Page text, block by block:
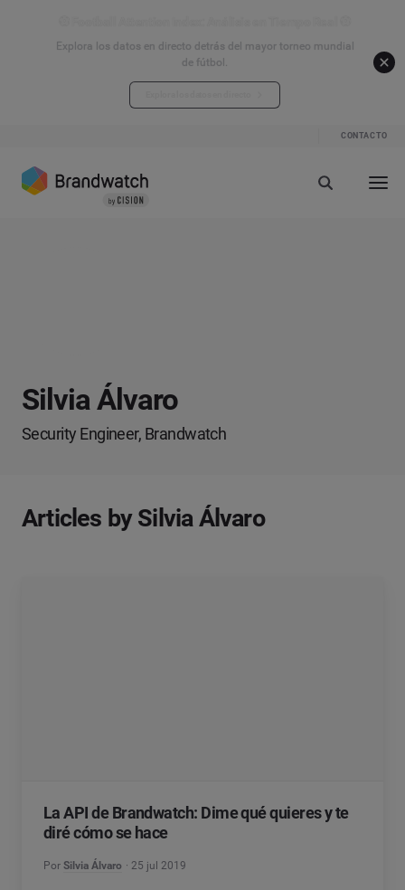
Explora los datos en directo detrás del mayor torneo mundial
de fútbol.
CONTACTO
Silvia Álvaro
Security Engineer, Brandwatch
Articles by Silvia Álvaro
La API de Brandwatch: Dime qué quieres y te
diré cómo se hace
Por Silvia Álvaro 25 jul 2019